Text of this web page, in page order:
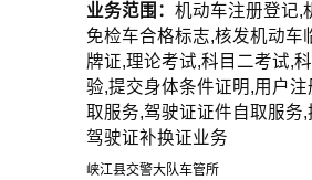
业务范围： 机动车注册登记,
免检车合格标志,核发机动车
牌证,理论考试,科目二考试,
验,提交身体条件证明,用户
取服务,驾驶证证件自取服务
驾驶证补换证业务
峡江县交警大队车管所